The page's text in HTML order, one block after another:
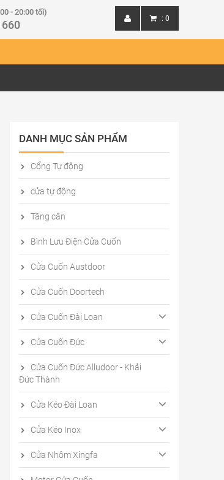
- 20:00 tối)
: 0
DANH MỤC SẢN PHẨM
Cổng Tự động
cửa tự động
Tăng cân
Bình Lưu Điện Cửa Cuốn
Cửa Cuốn Austdoor
Cửa Cuốn Doortech
Cửa Cuốn Đài Loan
Cửa Cuốn Đức
Cửa Cuốn Đức Alludoor - Khải
Đức Thành
Cửa Kéo Đài Loan
Cửa Kéo Inox
Cửa Nhôm Xingfa